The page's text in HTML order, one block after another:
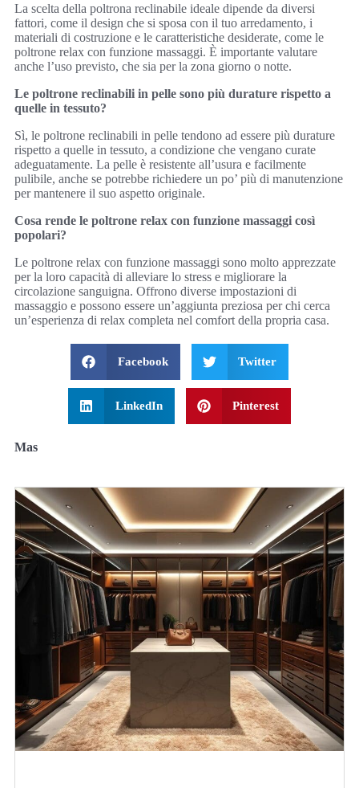
La scelta della poltrona reclinabile ideale dipende da diversi
fattori, come il design che si sposa con il tuo arredamento, i
materiali di costruzione e le caratteristiche desiderate, come le
poltrone relax con funzione massaggi. È importante valutare
anche l’uso previsto, che sia per la zona giorno o notte.
Le poltrone reclinabili in pelle sono più durature rispetto a
quelle in tessuto?
Sì, le poltrone reclinabili in pelle tendono ad essere più durature
rispetto a quelle in tessuto, a condizione che vengano curate
adeguatamente. La pelle è resistente all’usura e facilmente
pulibile, anche se potrebbe richiedere un po’ più di manutenzione
per mantenere il suo aspetto originale.
Cosa rende le poltrone relax con funzione massaggi così
popolari?
Le poltrone relax con funzione massaggi sono molto apprezzate
per la loro capacità di alleviare lo stress e migliorare la
circolazione sanguigna. Offrono diverse impostazioni di
massaggio e possono essere un’aggiunta preziosa per chi cerca
un’esperienza di relax completa nel comfort della propria casa.
Facebook Twitter
LinkedIn Pinterest
Mas